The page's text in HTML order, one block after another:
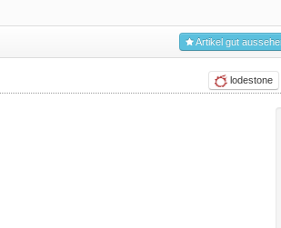
Artikel gut
lodestone